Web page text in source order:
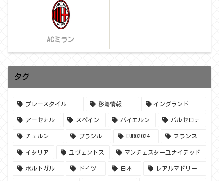
ACミラン
タグ
プレースタイル 移籍情報 イングランド
アーセナル スペイン バイエルン バルセロナ
チェルシー ブラジル EURO2024 フランス
イタリア ユヴェントス マンチェスターユナイテッド
ポルトガル ドイツ 日本 レアルマドリー